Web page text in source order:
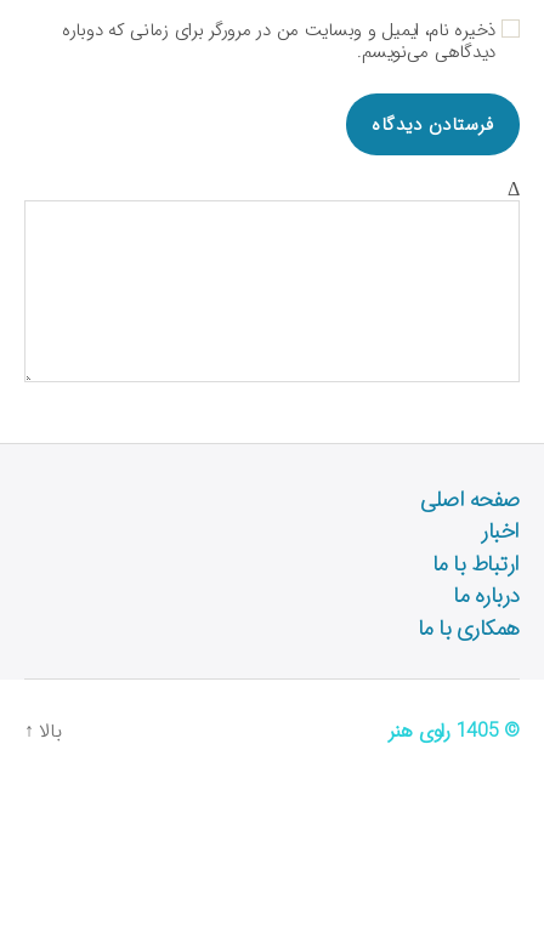
ذخیره نام، ایمیل و وبسایت من در مرورگر برای زمانی که دوباره
دیدگاهی می‌نویسم.
Δ
صفحه اصلی
اخبار
ارتباط با ما
درباره ما
همکاری با ما
© 1405 راوی هنر بالا ↑